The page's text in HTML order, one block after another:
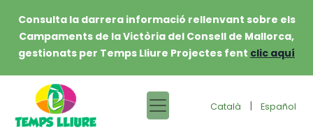
Consulta la darrera informació rellenvant sobre els
Campaments de la Victòria del Consell de Mallorca,
gestionats per Temps Lliure Projectes fent clic aquí
Català | Español